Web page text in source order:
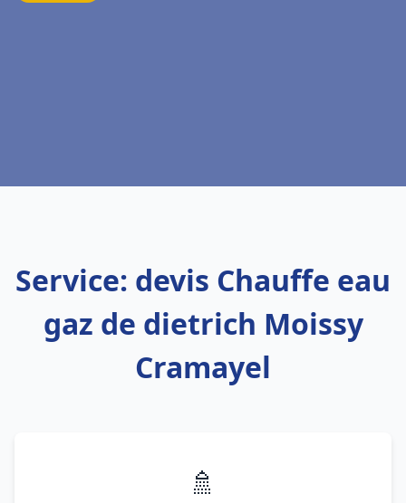
Service: devis Chauffe eau
gaz de dietrich Moissy
Cramayel
🚿